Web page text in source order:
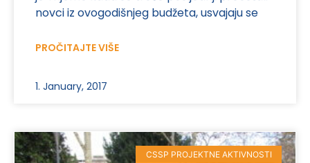
novci iz ovogodišnjeg budžeta, usvajaju se
PROČITAJTE VIŠE
1. January, 2017
CSSP PROJEKTNE AKTIVNOSTI